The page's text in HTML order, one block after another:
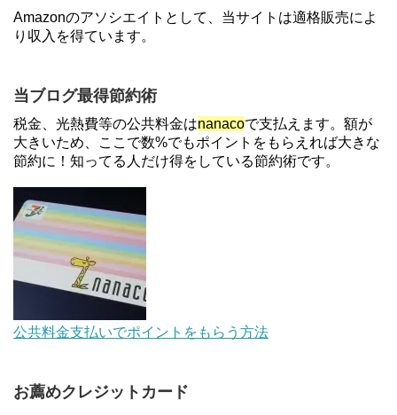
【2倍増量】PayPayカード、まるごとフラットリボ
登録と3回利用で10000ptがもらえるキャンペーン！
3/31まで
【解決】マリオットボンヴォイにログインできな
い、パスワード変更不可の原因はコレでした。
住信SBIネット銀行のデビットカードPoint＋で最大
2%還元！V NEOバンクデビットとどっちが良い？
【対象者限定】楽天ペイで決済すると最大300ポイ
ントキャンペーン！～6/1
デジタルギフト改悪でいろいろ手数料徴収へ！8/3
～
au Pay等に等価交換できる「えらべるギフト」がフ
Amazonのアソシエイトとして、当サイトは適格販売によ
り収入を得ています。
当ブログ最得節約術
税金、光熱費等の公共料金はnanacoで支払えます。額が
大きいため、ここで数%でもポイントをもらえれば大きな
節約に！知ってる人だけ得をしている節約術です。
公共料金支払いでポイントをもらう方法
お薦めクレジットカード